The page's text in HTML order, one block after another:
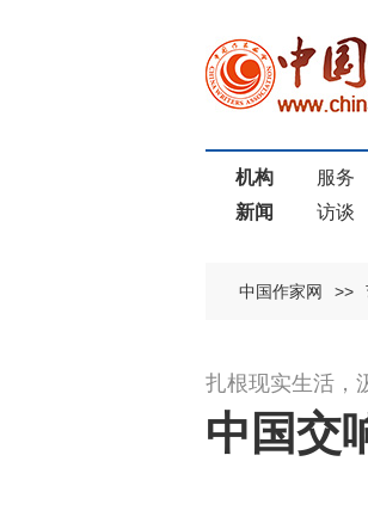
机构 服务
新闻
访谈
中国作家网 >>
扎根现实生活，
中国交